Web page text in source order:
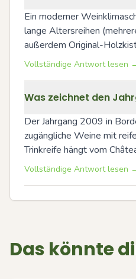
Ein moderner
lange Altersreihen
außerdem Original-
Vollständige Antwort lesen
Was zeichnet den
Der Jahrgang 2009 in
zugängliche Weine mit
Trinkreife hängt vom
Vollständige Antwort lesen
Das könnte